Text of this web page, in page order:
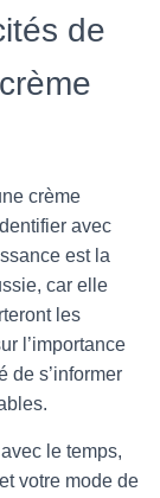
de
crème
avec
est la
car elle
les
l’importance
de s’informer
le temps,
votre mode de